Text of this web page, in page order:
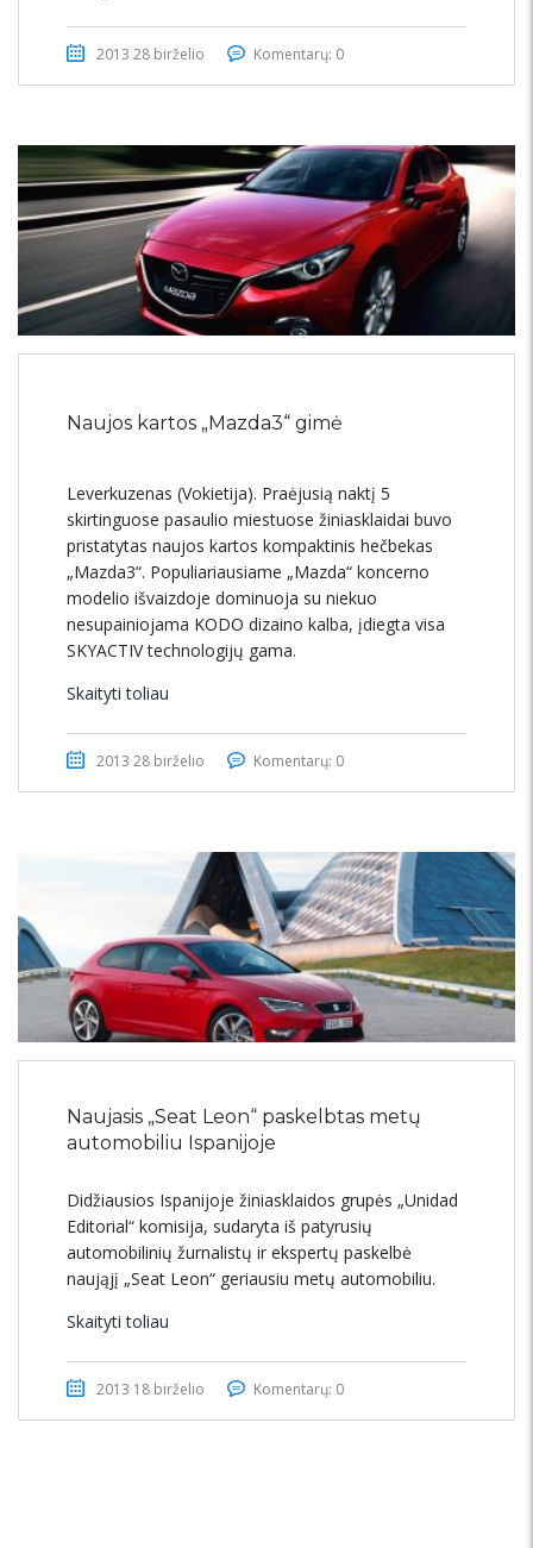
2013 28 birželio Komentarų: 0
Naujos kartos „Mazda3“ gimė
Leverkuzenas (Vokietija). Praėjusią naktį 5
skirtinguose pasaulio miestuose žiniasklaidai buvo
pristatytas naujos kartos kompaktinis hečbekas
„Mazda3“. Populiariausiame „Mazda“ koncerno
modelio išvaizdoje dominuoja su niekuo
nesupainiojama KODO dizaino kalba, įdiegta visa
SKYACTIV technologijų gama.
Skaityti toliau
2013 28 birželio Komentarų: 0
Naujasis „Seat Leon“ paskelbtas metų
automobiliu Ispanijoje
Didžiausios Ispanijoje žiniasklaidos grupės „Unidad
Editorial“ komisija, sudaryta iš patyrusių
automobilinių žurnalistų ir ekspertų paskelbė
naująjį „Seat Leon“ geriausiu metų automobiliu.
Skaityti toliau
2013 18 birželio Komentarų: 0